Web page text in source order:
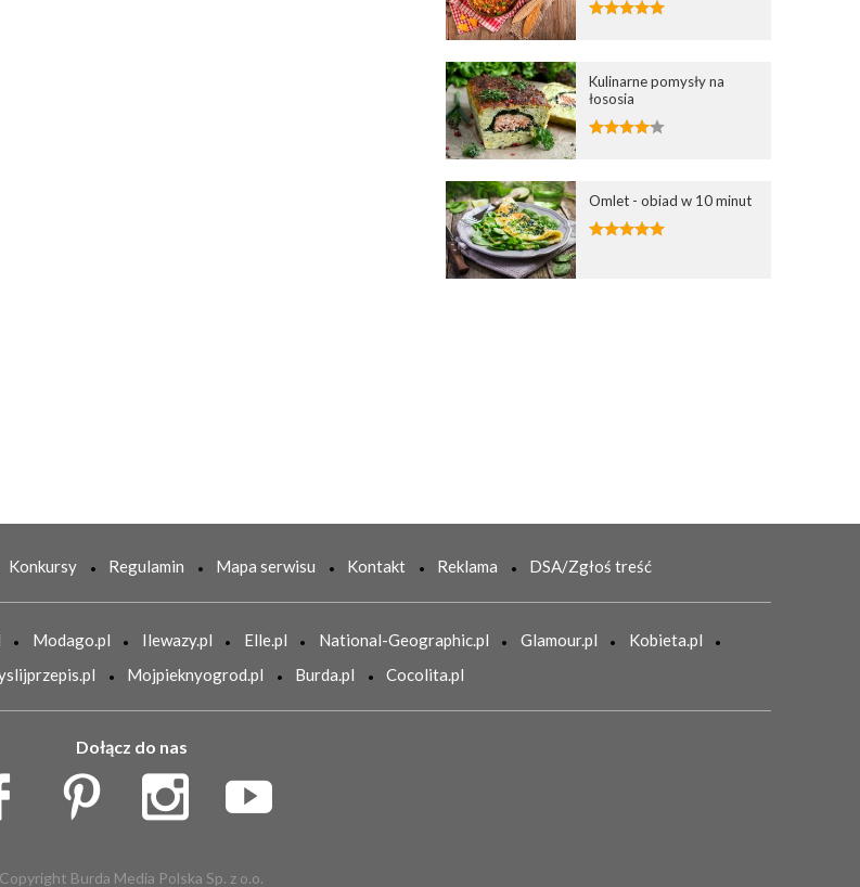
Kulinarne pomysły na
łososia
Omlet - obiad w 10 minut
Konkursy Regulamin Mapa serwisu Kontakt Reklama DSA/Zgłoś treść
Modago.pl Ilewazy.pl Elle.pl National-Geographic.pl Glamour.pl
Kobieta.pl
Mojpieknyogrod.pl Burda.pl Cocolita.pl
Dołącz do nas
Copyright Burda Media Polska Sp. z o.o.